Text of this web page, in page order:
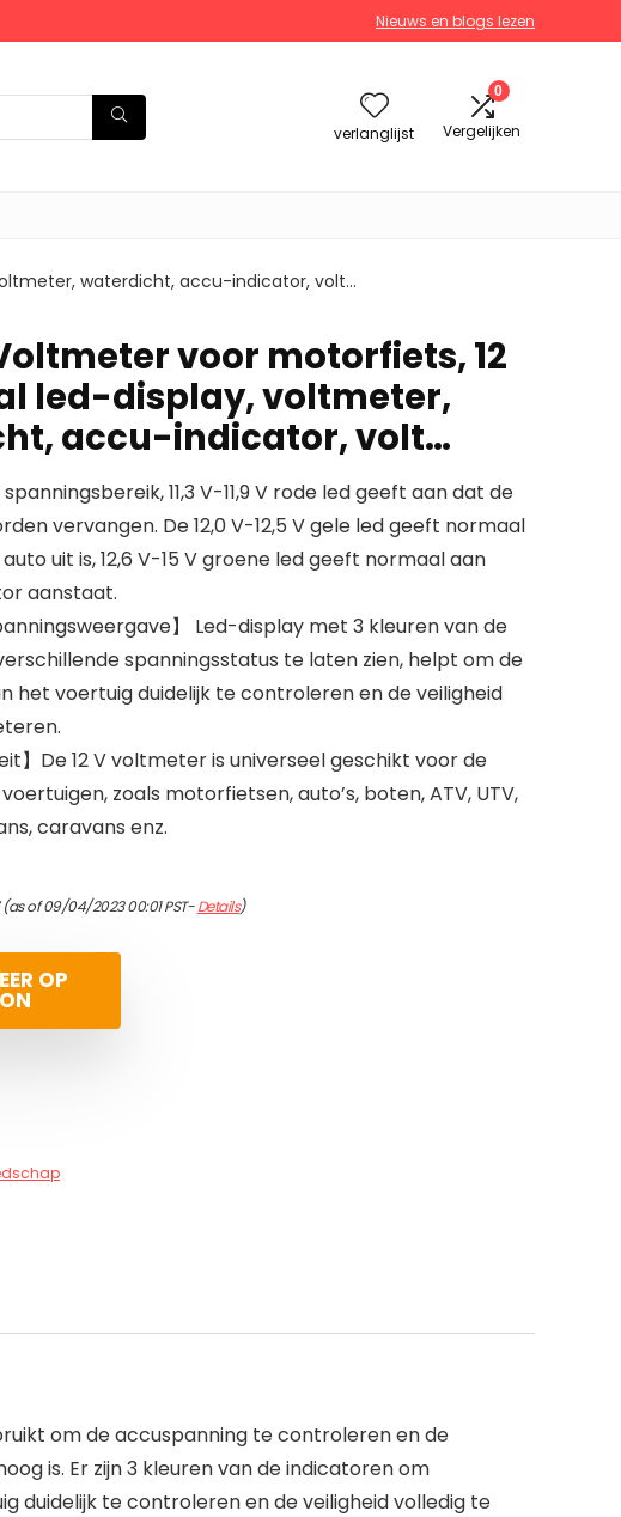
Nieuws en blogs lezen
verlanglijst
0
Vergelijken
waterdicht, accu-indicator, volt…
voor motorfiets, 12
led-display, voltmeter,
accu-indicator, volt…
11,3 V-11,9 V rode led geeft aan dat de
vervangen. De 12,0 V-12,5 V gele led geeft normaal
uit is, 12,6 V-15 V groene led geeft normaal aan
aanstaat.
】 Led-display met 3 kleuren van de
spanningsstatus te laten zien, helpt om de
het voertuig duidelijk te controleren en de veiligheid
】De 12 V voltmeter is universeel geschikt voor de
zoals motorfietsen, auto’s, boten, ATV, UTV,
caravans enz.
(as of 09/04/2023 00:01 PST-Details)
OP
om de accuspanning te controleren en de
is. Er zijn 3 kleuren van de indicatoren om
duidelijk te controleren en de veiligheid volledig te